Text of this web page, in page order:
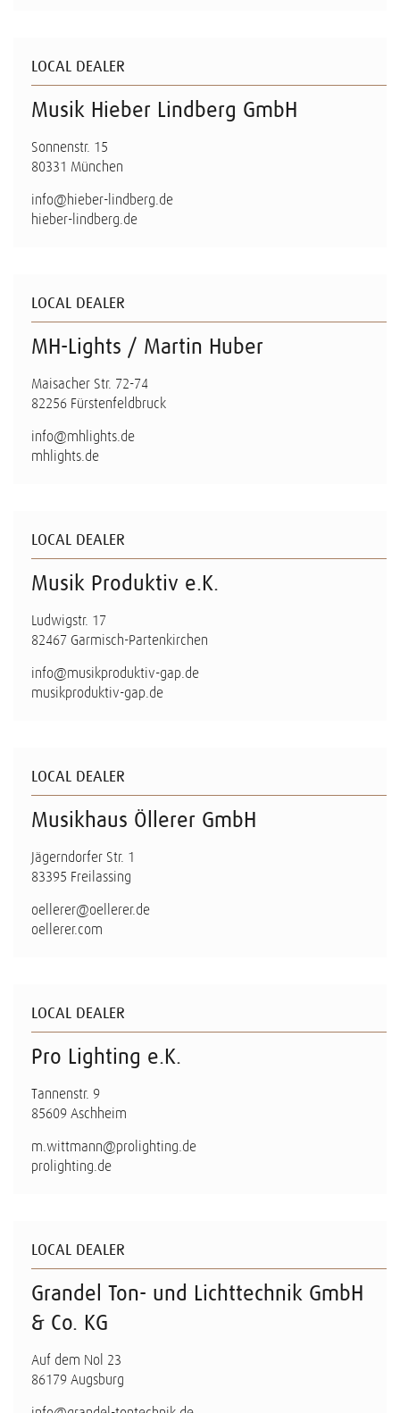
LOCAL DEALER
Musik Hieber Lindberg GmbH
Sonnenstr. 15
80331 München
info@hieber-lindberg.de
hieber-lindberg.de
LOCAL DEALER
MH-Lights / Martin Huber
Maisacher Str. 72-74
82256 Fürstenfeldbruck
info@mhlights.de
mhlights.de
LOCAL DEALER
Musik Produktiv e.K.
Ludwigstr. 17
82467 Garmisch-Partenkirchen
info@musikproduktiv-gap.de
musikproduktiv-gap.de
LOCAL DEALER
Musikhaus Öllerer GmbH
Jägerndorfer Str. 1
83395 Freilassing
oellerer@oellerer.de
oellerer.com
LOCAL DEALER
Pro Lighting e.K.
Tannenstr. 9
85609 Aschheim
m.wittmann@prolighting.de
prolighting.de
LOCAL DEALER
Grandel Ton- und Lichttechnik GmbH
& Co. KG
Auf dem Nol 23
86179 Augsburg